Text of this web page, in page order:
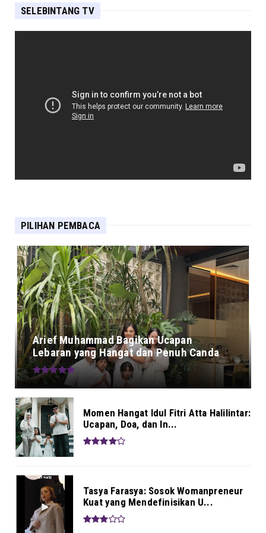
SELEBINTANG TV
PILIHAN PEMBACA
Arief Muhammad Bagikan Ucapan
Lebaran yang Hangat dan Penuh Canda
Momen Hangat Idul Fitri Atta Halilintar:
Ucapan, Doa, dan In...
Tasya Farasya: Sosok Womanpreneur
Kuat yang Mendefinisikan U...